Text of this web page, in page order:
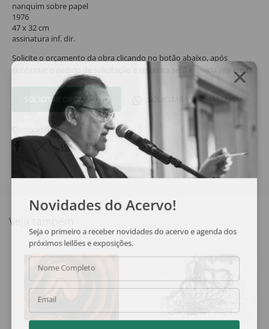
nanquim sobre papel
1976
47 x 32 cm
assinatura inf. dir.
Solicite o orçamento da obra clicando no botão abaixo, após
confirmar o pedido de solicitação a resposta será enviada por email.
SOLICITAR ORÇAMENTO SOLICITAR VIA WHATSAPP
Compartilhar
Veja também
Novidades do Acervo!
Seja o primeiro a receber novidades do acervo e agenda dos
próximos leilões e exposições.
Nome Completo
Email